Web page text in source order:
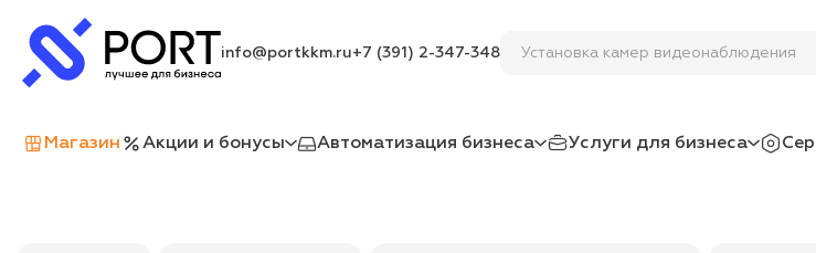
info@portkkm.ru+7 (391) 2-347-348 Установка камер видео
Магазин Акции и бонусы Автоматизация бизнеса Услуги для бизнеса